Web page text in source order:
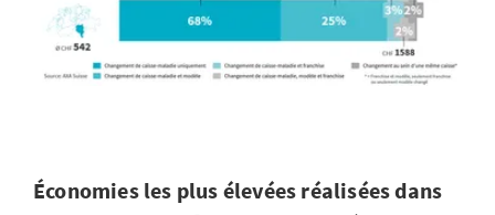
Économies les plus élevées réalisées dans